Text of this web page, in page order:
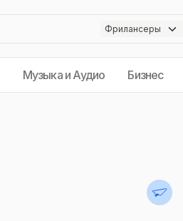
Музыка и Аудио Бизнес